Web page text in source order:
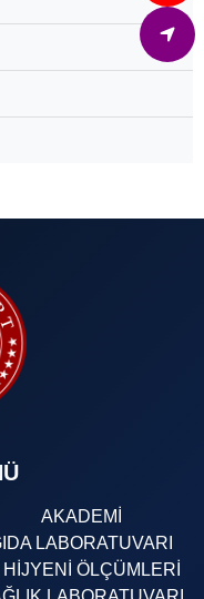
AKADEMİ
LABORATUVARI
HİJYENİ ÖLÇÜMLERİ